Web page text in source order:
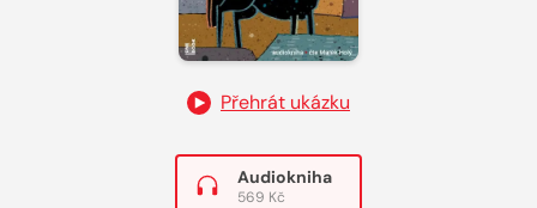
Přehrát ukázku
Audiokniha
569 Kč